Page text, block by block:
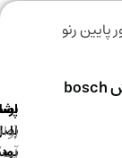
رنو
اصالت
پشتیبانی
(واتس